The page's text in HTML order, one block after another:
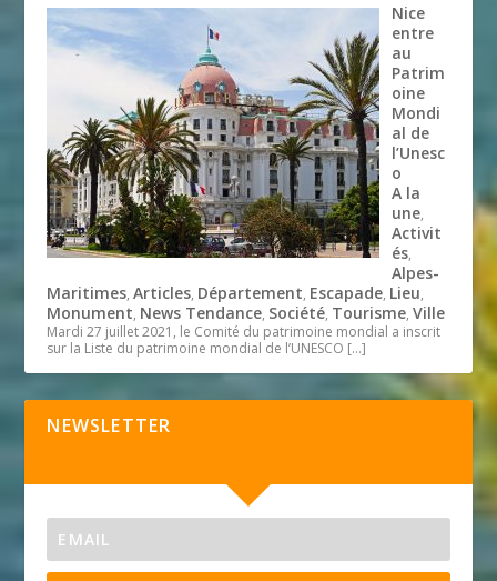
Nice
entre
au
Patrim
oine
Mondi
al de
l’Unesc
o
A la
une,
Activit
és,
Alpes-
Maritimes,Articles, Département, Escapade, Lieu,
Monument, News Tendance, Société, Tourisme,Ville
Mardi 27 juillet 2021, le Comité du patrimoine mondial a inscrit
sur la Liste du patrimoine mondial de l’UNESCO […]
NEWSLETTER